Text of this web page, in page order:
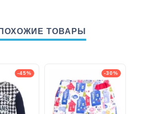
ПОХОЖИЕ ТОВАРЫ
-45% -30%